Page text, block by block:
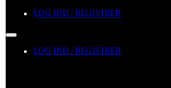
LOG IND / REGISTRER
LOG IND / REGISTRER